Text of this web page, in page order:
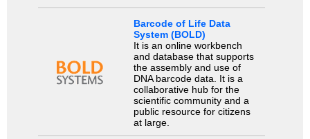
Barcode of Life Data
System (BOLD)
It is an online workbench
and database that supports
the assembly and use of
DNA barcode data. It is a
collaborative hub for the
scientific community and a
public resource for citizens
at large.